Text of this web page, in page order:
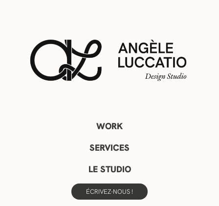
WORK
SERVICES
LE STUDIO
ÉCRIVEZ-NOUS !